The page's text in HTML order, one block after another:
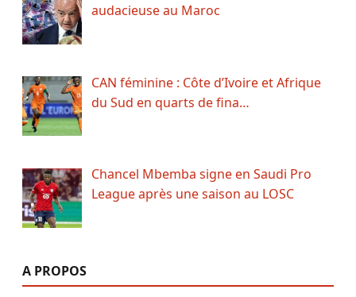
audacieuse au Maroc
CAN féminine : Côte d’Ivoire et Afrique
du Sud en quarts de fina…
Chancel Mbemba signe en Saudi Pro
League après une saison au LOSC
A PROPOS